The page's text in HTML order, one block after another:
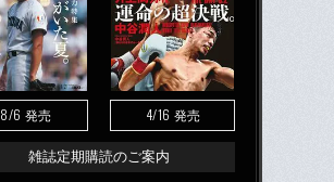
8/6 発売 4/16 発売
雑誌定期購読のご案内